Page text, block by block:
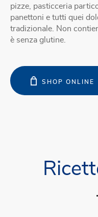
pizze, pasticceria
panettoni e tutti quei
tradizionale. Non
è senza glutine.
SHOP ONLINE